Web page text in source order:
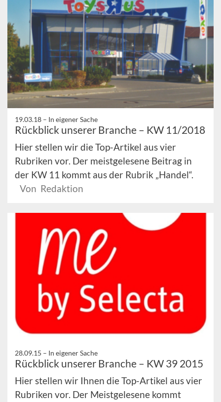
19.03.18 – In eigener Sache
Rückblick unserer Branche – KW 11/2018
Hier stellen wir die Top-Artikel aus vier
Rubriken vor. Der meistgelesene Beitrag in
der KW 11 kommt aus der Rubrik „Handel“.
Von Redaktion
28.09.15 – In eigener Sache
Rückblick unserer Branche – KW 39 2015
Hier stellen wir Ihnen die Top-Artikel aus vier
Rubriken vor. Der Meistgelesene kommt